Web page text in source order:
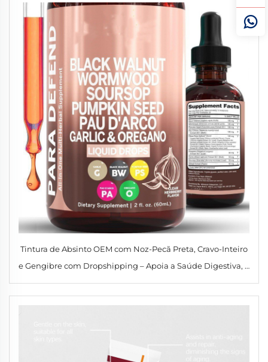
Tintura de Absinto OEM com Noz-Pecã Preta, Cravo-Inteiro
e Gengibre com Dropshipping – Apoia a Saúde Digestiva, a
Função Imunológica e a Desintoxicação